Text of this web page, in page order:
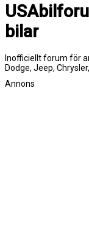
bilar
Inofficiellt forum för
Dodge, Jeep,
Annons